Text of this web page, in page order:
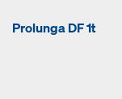
Prolunga DF 1t